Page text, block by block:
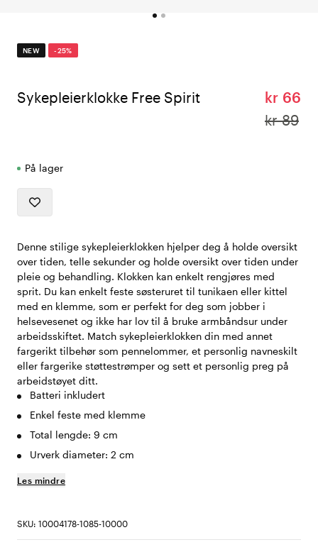
NEW -25%
Sykepleierklokke Free Spirit
kr 66
kr 89
På lager
Denne stilige sykepleierklokken hjelper deg å holde oversikt
over tiden, telle sekunder og holde oversikt over tiden under
pleie og behandling. Klokken kan enkelt rengjøres med
sprit. Du kan enkelt feste søsteruret til tunikaen eller kittel
med en klemme, som er perfekt for deg som jobber i
helsevesenet og ikke har lov til å bruke armbåndsur under
arbeidsskiftet. Match sykepleierklokken din med annet
fargerikt tilbehør som pennelommer, et personlig navneskilt
eller fargerike støttestrømper og sett et personlig preg på
arbeidstøyet ditt.
Batteri inkludert
Enkel feste med klemme
Total lengde: 9 cm
Urverk diameter: 2 cm
Les mindre
SKU: 10004178-1085-10000